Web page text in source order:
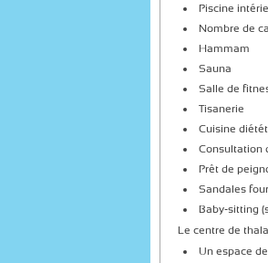
Piscine
Nombre de
Hammam
Sauna
Salle de
Tisanerie
Cuisine
Consultation
Prêt de
Sandales
Baby-sitting
Le centre de
Un espace